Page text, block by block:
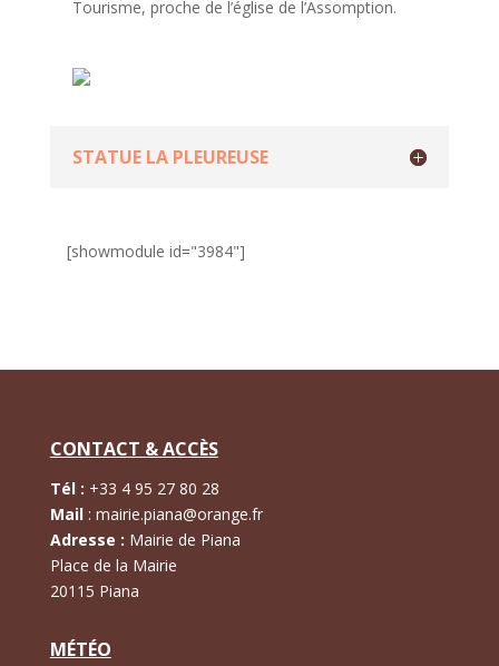
Tourisme, proche de l’église de l’Assomption.
STATUE LA PLEUREUSE
[showmodule id="3984"]
CONTACT & ACCÈS
Tél : +33 4 95 27 80 28
Mail: mairie.piana@orange.fr
Adresse : Mairie de Piana
Place de la Mairie
20115 Piana
MÉTÉO